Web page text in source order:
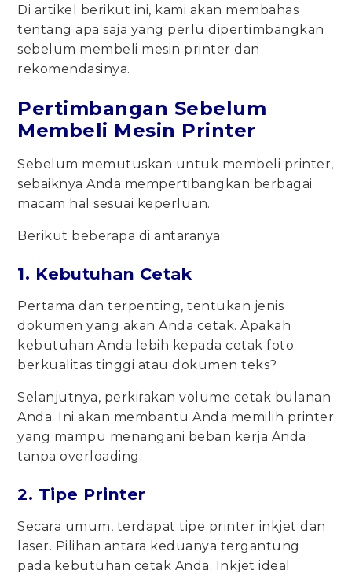
Di artikel berikut ini, kami akan membahas
tentang apa saja yang perlu dipertimbangkan
sebelum membeli mesin printer dan
rekomendasinya.
Pertimbangan Sebelum
Membeli Mesin Printer
Sebelum memutuskan untuk membeli printer,
sebaiknya Anda mempertibangkan berbagai
macam hal sesuai keperluan.
Berikut beberapa di antaranya:
1. Kebutuhan Cetak
Pertama dan terpenting, tentukan jenis
dokumen yang akan Anda cetak. Apakah
kebutuhan Anda lebih kepada cetak foto
berkualitas tinggi atau dokumen teks?
Selanjutnya, perkirakan volume cetak bulanan
Anda. Ini akan membantu Anda memilih printer
yang mampu menangani beban kerja Anda
tanpa overloading.
2. Tipe Printer
Secara umum, terdapat tipe printer inkjet dan
laser. Pilihan antara keduanya tergantung
pada kebutuhan cetak Anda. Inkjet ideal